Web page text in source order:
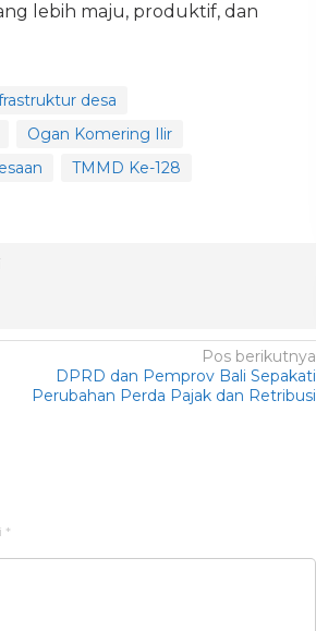
lebih maju, produktif, dan
desa
Ogan Komering Ilir
TMMD Ke-128
Pos berikutnya
DPRD dan Pemprov Bali Sepakati
Perubahan Perda Pajak dan Retribusi
*